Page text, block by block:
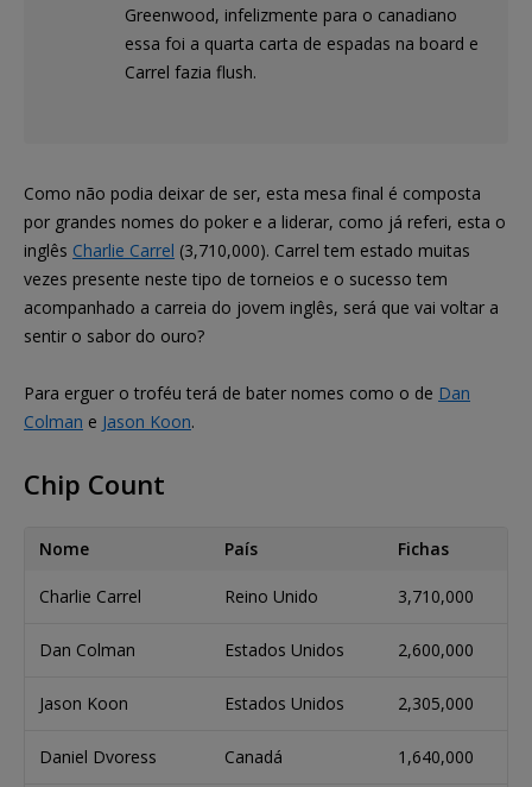
Greenwood, infelizmente para o canadiano
essa foi a quarta carta de espadas na board e
Carrel fazia flush.
Como não podia deixar de ser, esta mesa final é composta
por grandes nomes do poker e a liderar, como já referi, esta o
inglês Charlie Carrel (3,710,000). Carrel tem estado muitas
vezes presente neste tipo de torneios e o sucesso tem
acompanhado a carreia do jovem inglês, será que vai voltar a
sentir o sabor do ouro?
Para erguer o troféu terá de bater nomes como o de Dan
Colman e Jason Koon.
Chip Count
Nome País Fichas
Charlie Carrel Reino Unido 3,710,000
Dan Colman Estados Unidos 2,600,000
Jason Koon Estados Unidos 2,305,000
Daniel Dvoress Canadá 1,640,000